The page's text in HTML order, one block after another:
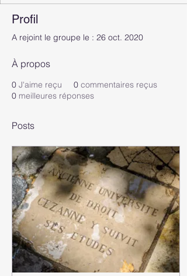
Profil
A rejoint le groupe le : 26 oct. 2020
À propos
0 J'aime reçu 0 commentaires reçus
0 meilleures réponses
Posts